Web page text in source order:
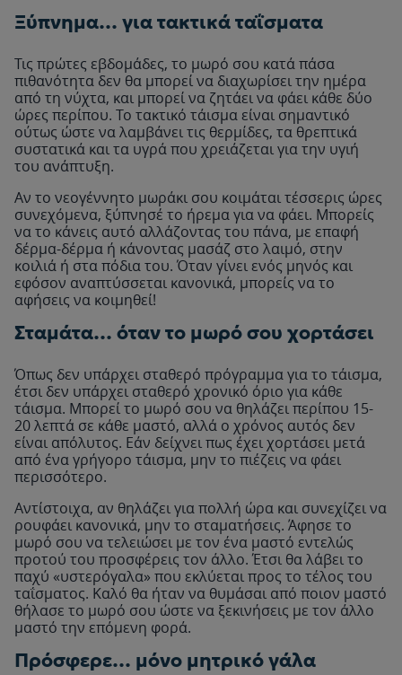
Ξύπνημα… για τακτικά ταΐσματα
Τις πρώτες εβδομάδες, το μωρό σου κατά πάσα
πιθανότητα δεν θα μπορεί να διαχωρίσει την ημέρα
από τη νύχτα, και μπορεί να ζητάει να φάει κάθε δύο
ώρες περίπου. Το τακτικό τάισμα είναι σημαντικό
ούτως ώστε να λαμβάνει τις θερμίδες, τα θρεπτικά
συστατικά και τα υγρά που χρειάζεται για την υγιή
του ανάπτυξη.
Αν το νεογέννητο μωράκι σου κοιμάται τέσσερις ώρες
συνεχόμενα, ξύπνησέ το ήρεμα για να φάει. Μπορείς
να το κάνεις αυτό αλλάζοντας του πάνα, με επαφή
δέρμα-δέρμα ή κάνοντας μασάζ στο λαιμό, στην
κοιλιά ή στα πόδια του. Όταν γίνει ενός μηνός και
εφόσον αναπτύσσεται κανονικά, μπορείς να το
αφήσεις να κοιμηθεί!
Σταμάτα… όταν το μωρό σου χορτάσει
Όπως δεν υπάρχει σταθερό πρόγραμμα για το τάισμα,
έτσι δεν υπάρχει σταθερό χρονικό όριο για κάθε
τάισμα. Μπορεί το μωρό σου να θηλάζει περίπου 15-
20 λεπτά σε κάθε μαστό, αλλά ο χρόνος αυτός δεν
είναι απόλυτος. Εάν δείχνει πως έχει χορτάσει μετά
από ένα γρήγορο τάισμα, μην το πιέζεις να φάει
περισσότερο.
Αντίστοιχα, αν θηλάζει για πολλή ώρα και συνεχίζει να
ρουφάει κανονικά, μην το σταματήσεις. Άφησε το
μωρό σου να τελειώσει με τον ένα μαστό εντελώς
προτού του προσφέρεις τον άλλο. Έτσι θα λάβει το
παχύ «υστερόγαλα» που εκλύεται προς το τέλος του
ταΐσματος. Καλό θα ήταν να θυμάσαι από ποιον μαστό
θήλασε το μωρό σου ώστε να ξεκινήσεις με τον άλλο
μαστό την επόμενη φορά.
Πρόσφερε… μόνο μητρικό γάλα